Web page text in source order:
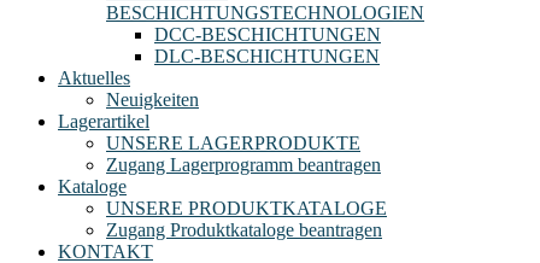
BESCHICHTUNGSTECHNOLOGIEN
DCC-BESCHICHTUNGEN
DLC-BESCHICHTUNGEN
Aktuelles
Neuigkeiten
Lagerartikel
UNSERE LAGERPRODUKTE
Zugang Lagerprogramm beantragen
Kataloge
UNSERE PRODUKTKATALOGE
Zugang Produktkataloge beantragen
KONTAKT